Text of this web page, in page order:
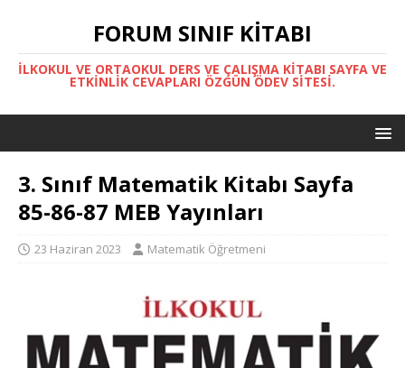
FORUM SINIF KITABI
İLKOKUL VE ORTAOKUL DERS VE ÇALIŞMA KITABI SAYFA VE
ETKINLIK CEVAPLARI ÖZGÜN ÖDEV SITESI.
3. Sınıf Matematik Kitabı Sayfa
85-86-87 MEB Yayınları
23 Haziran 2023 Matematik Öğretmeni